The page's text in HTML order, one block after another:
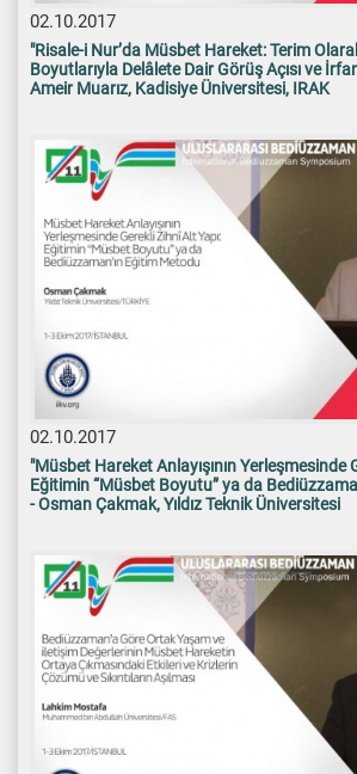
02.10.2017
"Risale-i Nur’da Müsbet Hareket: Terim
Boyutlarıyla Delâlete Dair Görüş Açısı ve
Ameir Muarız, Kadisiye Üniversitesi, IRAK
02.10.2017
"Müsbet Hareket Anlayışının Yerleşmesinde
Eğitimin “Müsbet Boyutu” ya da
- Osman Çakmak, Yıldız Teknik Üniversitesi